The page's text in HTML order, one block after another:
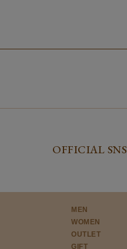
OFFICIAL SNS
MEN
WOMEN
OUTLET
GIFT